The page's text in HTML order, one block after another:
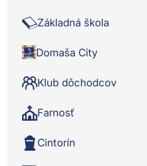
Základná škola
Domaša City
Klub dôchodcov
Farnosť
Cintorín